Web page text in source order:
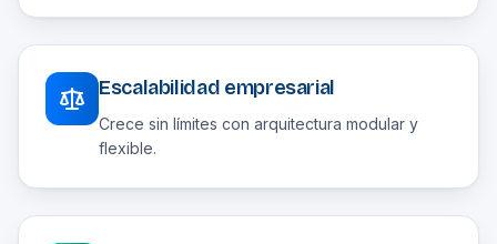
Escalabilidad empresarial
Crece sin límites con arquitectura modular y
flexible.